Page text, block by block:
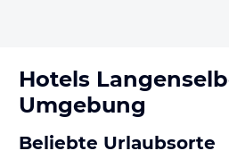
Hotels
Umgebung
Beliebte Urlaubsorte